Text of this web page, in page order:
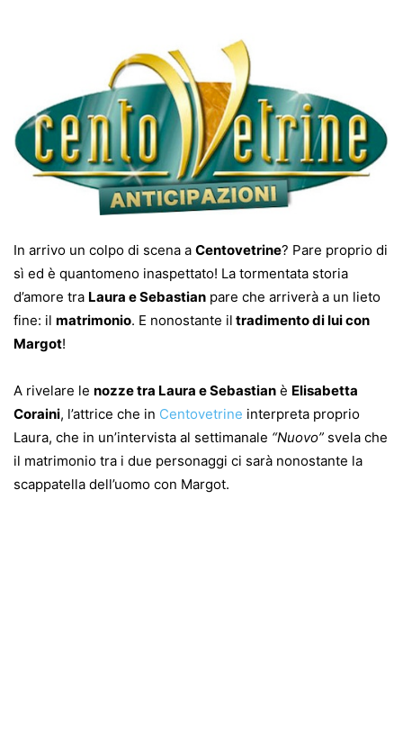
In arrivo un colpo di scena a Centovetrine? Pare proprio di
sì ed è quantomeno inaspettato! La tormentata storia
d’amore tra Laura e Sebastian pare che arriverà a un lieto
fine: il matrimonio. E nonostante il tradimento di lui con
Margot!
A rivelare le nozze tra Laura e Sebastian è Elisabetta
Coraini, l’attrice che in Centovetrine interpreta proprio
Laura, che in un’intervista al settimanale “Nuovo” svela che
il matrimonio tra i due personaggi ci sarà nonostante la
scappatella dell’uomo con Margot.